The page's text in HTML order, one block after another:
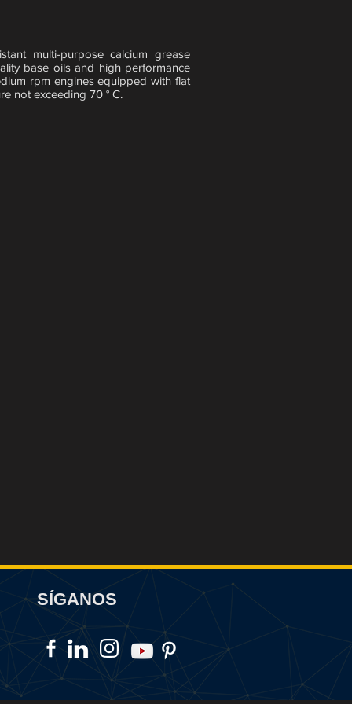
multi-purpose calcium grease
base oils and high performance
rpm engines equipped with flat
not exceeding 70 ° C.
SÍGANOS